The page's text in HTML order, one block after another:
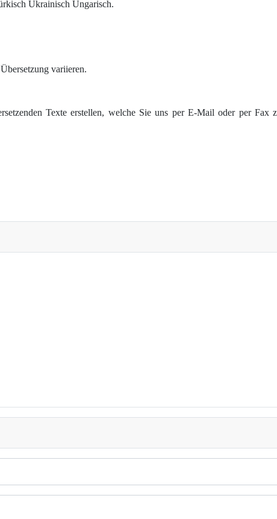
Ukrainisch Ungarisch.
variieren.
Texte erstellen, welche Sie uns per E-Mail oder per Fax